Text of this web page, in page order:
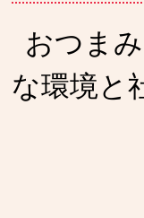
おつま
な環境と